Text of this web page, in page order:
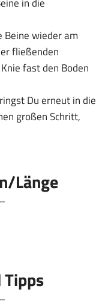
Beine wieder am
fließenden
fast den Boden
Du erneut in die
großen Schritt,
Länge